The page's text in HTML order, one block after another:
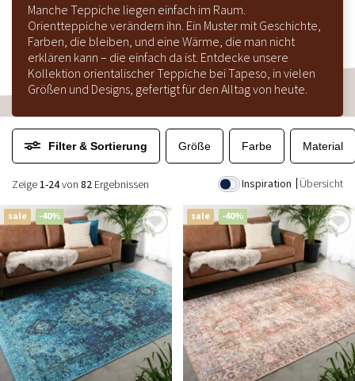
Manche Teppiche liegen einfach im Raum.
Orientteppiche verändern ihn. Ein Muster mit Geschichte,
Farben, die bleiben, und eine Wärme, die man nicht
erklären kann – die einfach da ist. Entdecke unsere
Kollektion orientalischer Teppiche bei Tapeso, in vielen
Größen und Designs, gefertigt für den Alltag von heute.
Filter & Sortierung Größe Farbe Material
Inspiration Übersicht
Zeige1-24von 82 Ergebnissen
sale -40% sale -40%